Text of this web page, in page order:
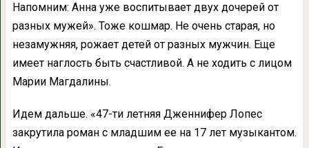
Напомним: Анна уже воспитывает двух дочерей от
разных мужей». Тоже кошмар. Не очень старая, но
незамужняя, рожает детей от разных мужчин. Еще
имеет наглость быть счастливой. А не ходить с лицом
Марии Магдалины.
Идем дальше. «47-ти летняя Дженнифер Лопес
закрутила роман с младшим ее на 17 лет музыкантом.